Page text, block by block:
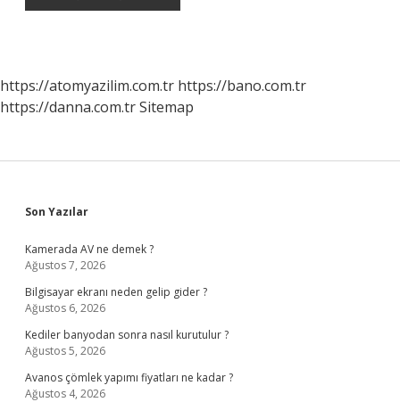
https://atomyazilim.com.tr https://bano.com.tr
https://danna.com.trSitemap
Sidebar
Son Yazılar
Kamerada AV ne demek ?
Ağustos 7, 2026
Bilgisayar ekranı neden gelip gider ?
Ağustos 6, 2026
Kediler banyodan sonra nasıl kurutulur ?
Ağustos 5, 2026
Avanos çömlek yapımı fiyatları ne kadar ?
Ağustos 4, 2026